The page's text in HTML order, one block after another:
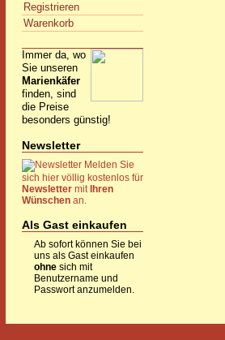
Registrieren
Warenkorb
Immer da, wo
Sie unseren
Marienkäfer
finden, sind
die Preise
besonders günstig!
Newsletter
Melden Sie
sich hier völlig kostenlos für
Newsletter mit Ihren
Wünschen an.
Als Gast einkaufen
Ab sofort können Sie bei
uns als Gast einkaufen
ohne sich mit
Benutzername und
Passwort anzumelden.